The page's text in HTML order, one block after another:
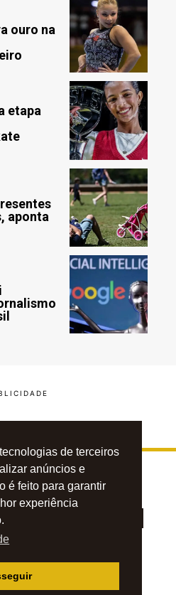
de terceiros
anúncios e
é feito para garantir
experiência
ouro na
etapa
aponta
CONTATO